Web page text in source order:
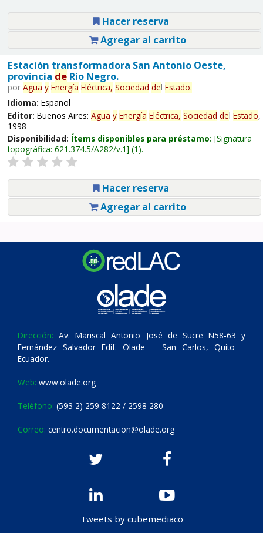
Hacer reserva
Agregar al carrito
Estación transformadora San Antonio Oeste,
provincia deRío Negro.
por Agua y Energía Eléctrica, Sociedad del Estado.
Idioma: Español
Editor: Buenos Aires: Agua y Energía Eléctrica, Sociedad del Estado,
1998
Disponibilidad: Ítems disponibles para préstamo: Signatura
topográfica: 621.374.5/A282/v.1 (1).
Hacer reserva
Agregar al carrito
Dirección: Av. Mariscal Antonio José de Sucre N58-63 y
Fernández Salvador Edif. Olade – San Carlos, Quito –
Ecuador.
Web: www.olade.org
Teléfono: (593 2) 259 8122 / 2598 280
Correo: centro.documentacion@olade.org
Tweets by cubemediaco